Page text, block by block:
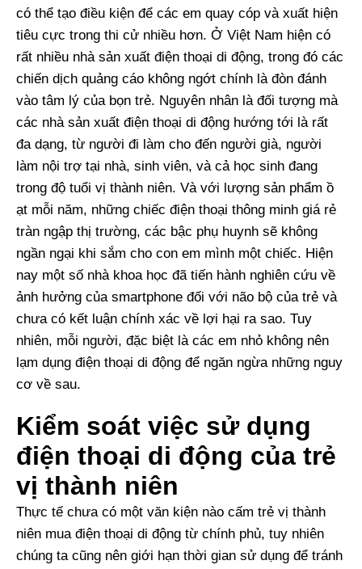
có thể tạo điều kiện để các em quay cóp và xuất hiện
tiêu cực trong thi cử nhiều hơn. Ở Việt Nam hiện có
rất nhiều nhà sản xuất điện thoại di động, trong đó các
chiến dịch quảng cáo không ngớt chính là đòn đánh
vào tâm lý của bọn trẻ. Nguyên nhân là đối tượng mà
các nhà sản xuất điện thoại di động hướng tới là rất
đa dạng, từ người đi làm cho đến người già, người
làm nội trợ tại nhà, sinh viên, và cả học sinh đang
trong độ tuổi vị thành niên. Và với lượng sản phẩm ồ
ạt mỗi năm, những chiếc điện thoại thông minh giá rẻ
tràn ngập thị trường, các bậc phụ huynh sẽ không
ngần ngại khi sắm cho con em mình một chiếc. Hiện
nay một số nhà khoa học đã tiến hành nghiên cứu về
ảnh hưởng của smartphone đối với não bộ của trẻ và
chưa có kết luận chính xác về lợi hại ra sao. Tuy
nhiên, mỗi người, đặc biệt là các em nhỏ không nên
lạm dụng điện thoại di động để ngăn ngừa những nguy
cơ về sau.
Kiểm soát việc sử dụng
điện thoại di động của trẻ
vị thành niên
Thực tế chưa có một văn kiện nào cấm trẻ vị thành
niên mua điện thoại di động từ chính phủ, tuy nhiên
chúng ta cũng nên giới hạn thời gian sử dụng để tránh